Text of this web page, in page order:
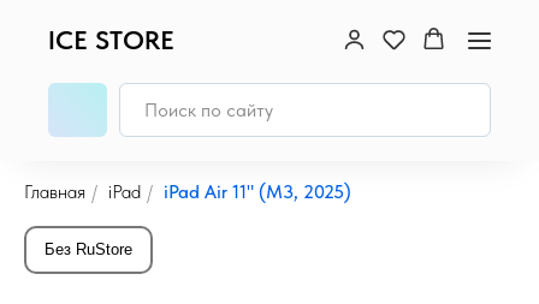
ICE STORE
Главная / iPad / iPad Air 11" (M3, 2025)
Без RuStore